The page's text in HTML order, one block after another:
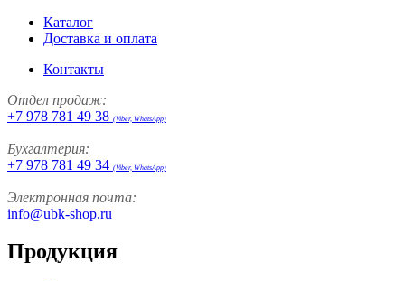
Каталог
Доставка и оплата
Контакты
Отдел продаж:
+7 978 781 49 38 (Viber, WhatsApp)
Бухгалтерия:
+7 978 781 49 34 (Viber, WhatsApp)
Электронная почта:
info@ubk-shop.ru
Продукция